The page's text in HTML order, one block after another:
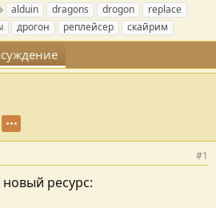
е
г
и
alduin dragons drogon
replace
дрогон реплейсер скайрим
VIP
Локализатор
#1
ресурс: